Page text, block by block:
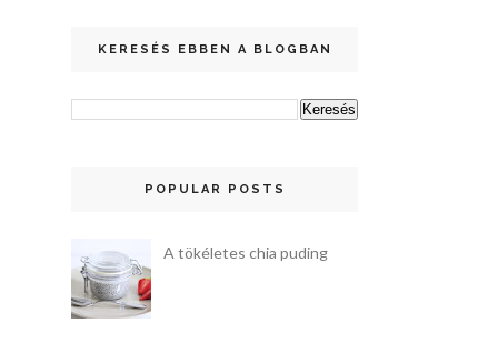
KERESÉS EBBEN A BLOGBAN
POPULAR POSTS
A tökéletes chia puding